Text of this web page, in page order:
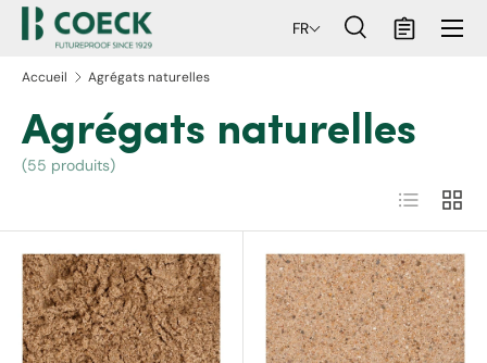
au contenu
Rechercher
FR RecherchePanier
Menu
Accueil Agrégats naturelles
Agrégats naturelles
(55 produits)
Liste Grille